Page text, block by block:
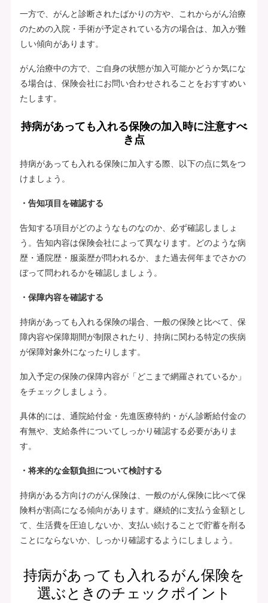
一方で、がんと診断されたばかりの方や、これからがん治療
のための入院・手術が予定されている方の場合は、加入が難
しい傾向があります。
がん治療中の方で、ご自身の状態が加入可能かどうか気にな
る場合は、保険会社にお問い合わせされることをおすすめい
たします。
持病があっても入れる保険の加入時に注意すべ
き点
持病があっても入れる保険に加入する際、以下の点に気をつ
けましょう。
・告知項目を確認する
告知する項目がどのようなものなのか、必ず確認しましょ
う。告知内容は保険会社によって異なります。どのような病
歴・通院歴・服薬歴が問われるか、また過去何年までさかの
ぼって問われるかを確認しましょう。
・保障内容を確認する
持病があっても入れる保険の場合、一般の保険と比べて、保
障内容や保障期間が制限されたり、持病に関わる特定の疾病
が保障対象外になったりします。
加入予定の保険の保障内容が「どこまで網羅されているか」
をチェックしましょう。
具体的には、通院給付金・先進医療特約・がん診断給付金の
有無や、支給条件についてしっかり確認する必要がありま
す。
・将来的な金額負担について検討する
持病がある方向けのがん保険は、一般のがん保険に比べて保
険料が割高になる傾向があります。継続的に支払う金額とし
て、生活費を圧迫しないか、支払い続けることで貯蓄を削る
ことにならないか、しっかり確認するようにしましょう。
持病があっても入れるがん保険を
選ぶときのチェックポイント